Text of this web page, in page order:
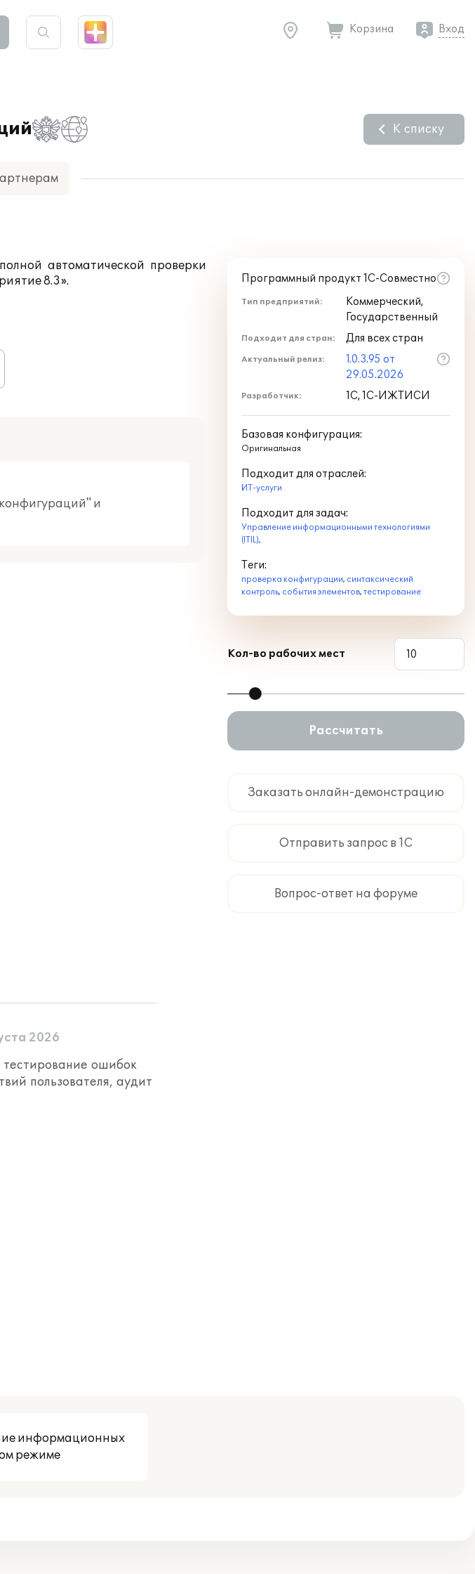
Корзина Вход
К списку
автоматической проверки
8.3».
и
Программный продукт 1С-Совместно
Тип предприятий:
Коммерческий,
Государственный
Подходит для стран: Для всех стран
Актуальный релиз:
1.0.3.95 от
29.05.2026
Разработчик: 1С, 1С-ИЖТИСИ
Базовая конфигурация:
Оригинальная
Подходит для отраслей:
ИТ-услуги
Подходит для задач:
Управление информационными технологиями
(ITIL),
Теги:
проверка конфигурации, синтаксический
контроль, события элементов, тестирование
Кол-во рабочих мест
Рассчитать
Заказать онлайн-демонстрацию
Отправить запрос в 1С
Вопрос-ответ на форуме
2026
ошибок
пользователя, аудит
информационных
режиме